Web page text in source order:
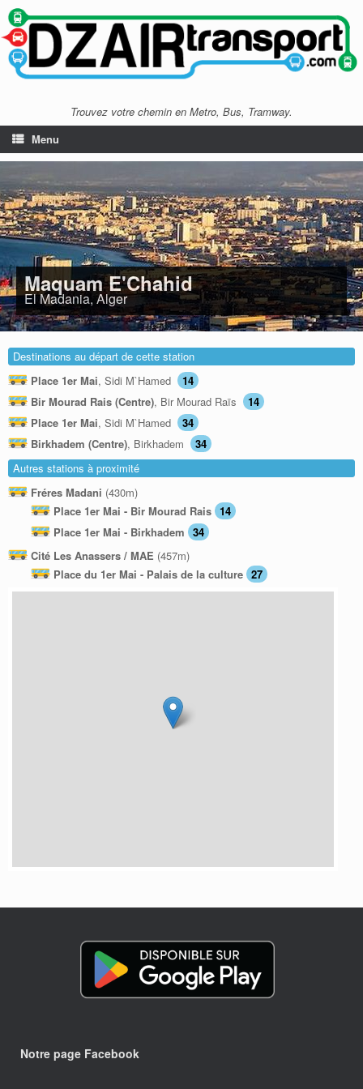
Trouvez votre chemin en Metro, Bus, Tramway.
Menu
Maquam E'Chahid
El Madania, Alger
Destinations au départ de cette station
Place 1er Mai, Sidi M`Hamed
14
Bir Mourad Rais (Centre), Bir Mourad Raïs
14
Place 1er Mai, Sidi M`Hamed
34
Birkhadem (Centre), Birkhadem
34
Autres stations à proximité
Fréres Madani (430m)
Place 1er Mai - Bir Mourad Rais 14
Place 1er Mai - Birkhadem 34
Cité Les Anassers / MAE (457m)
Place du 1er Mai - Palais de la culture 27
Notre page Facebook